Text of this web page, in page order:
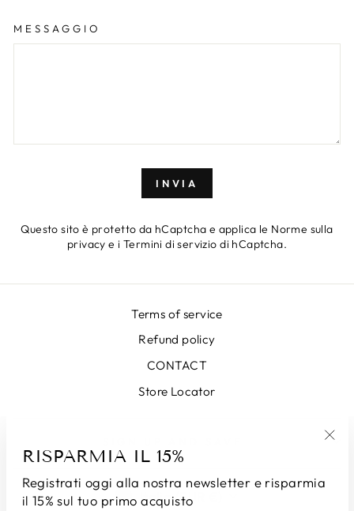
RISPARMIA IL 15%
Registrati oggi alla nostra newsletter e risparmia
il 15% sul tuo primo acquisto
MESSAGGIO
INVIA
Questo sito è protetto da hCaptcha e applica le Norme sulla
privacy e i Termini di servizio di hCaptcha.
Terms of service
Refund policy
CONTACT
Store Locator
VALUTA
Italia (EUR €)